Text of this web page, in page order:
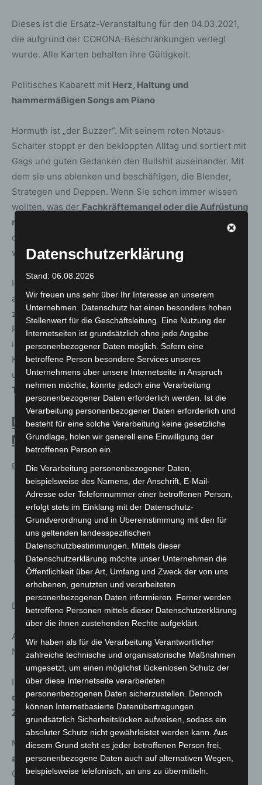
Dieses ist die Ersatz-Veranstaltung für den 04.03.2021,
die aufgrund der CORONA-Beschränkungen verlegt
wurde. Alle Karten behalten ihre Gültigkeit.
Politisches Kabarett mit Herz, Haltung und
hammermäßigen Songs am Piano
Hormuth ist „der Buzzer“. Mit seinem roten Notaus-
Schalter stoppt er den bekloppten Alltag und sortiert mit
Gags und guten Gedanken den Bullshit auseinander. Mit
dem sie uns ablenken und beschäftigen, die Blender,
Strategen und Deppen. Wenn Sie schon immer wissen
wollten, was der Fachkräftemangel oder die Aufrüstung
mit „Hänsel & Gretel“ und Helene Fischer zu tun haben
dann sind Sie hier genau richtig. Wenn Sie es nicht
wissen wollen, hat derBullshit gewonnen.
Hormuth widmet sich der aktuellen Tagespolitik, aber
auch der Frage, wie alles so weit kommen konnte. Nach
zwei Stunden satirischer Wartungsarbeiten hat das
Publikum so viel gelacht und gedacht, dass es wieder fit
ist für denWahnsinn außerhalb der Bühne. Das ist
Kabarett als High-Energy-Auszeit. Mehr Unterhaltung
und Einsichten können sie füreinen einzigen
Tastendruck nicht bekommen.
Do. 17.3.2022 20:00 Uhr daunstärs
MARCEL KÖSLING „Streng geheim“
Eintritt an der Abendkasse: 18,-
Wie konnte Trump jemals Präsident werden?
Fand die Mondlandung 1969 wirklich statt?
Wo befindet sich das legendäre Bernsteinzimmer?
Und sind Pressetexte oft viel vollmundiger, als es das
Programm erwarten lässt?
Das ist STRENG GEHEIM!
Aber Marcel Kösling versucht Antworten zu finden.
Notfalls mit Google…
In seinem 4. Soloprogramm vereint die
des jungen Kabaretts wieder mühelosKabarett und
Zauberei zu einem mitreißenden Mix.
Marcel Kösling hat die Lizenz zum Bühnenallrounder.
andere nur zaubern, macht er auch noch Kabarett.Und
Comedy. Oder singt ein Lied, das nicht nur schön,
Datenschutzerklärung
Stand: 06.08.2026
Wir freuen uns sehr über Ihr Interesse an unserem
Unternehmen. Datenschutz hat einen besonders hohen
Stellenwert für die Geschäftsleitung. Eine Nutzung der
Internetseiten ist grundsätzlich ohne jede Angabe
personenbezogener Daten möglich. Sofern eine
betroffene Person besondere Services unseres
Unternehmens über unsere Internetseite in Anspruch
nehmen möchte, könnte jedoch eine Verarbeitung
personenbezogener Daten erforderlich werden. Ist die
Verarbeitung personenbezogener Daten erforderlich und
besteht für eine solche Verarbeitung keine gesetzliche
Grundlage, holen wir generell eine Einwilligung der
betroffenen Person ein.
Die Verarbeitung personenbezogener Daten,
beispielsweise des Namens, der Anschrift, E-Mail-
Adresse oder Telefonnummer einer betroffenen Person,
erfolgt stets im Einklang mit der Datenschutz-
Grundverordnung und in Übereinstimmung mit den für
uns geltenden landesspezifischen
Datenschutzbestimmungen. Mittels dieser
Datenschutzerklärung möchte unser Unternehmen die
Öffentlichkeit über Art, Umfang und Zweck der von uns
erhobenen, genutzten und verarbeiteten
personenbezogenen Daten informieren. Ferner werden
betroffene Personen mittels dieser Datenschutzerklärung
über die ihnen zustehenden Rechte aufgeklärt.
Wir haben als für die Verarbeitung Verantwortlicher
zahlreiche technische und organisatorische Maßnahmen
umgesetzt, um einen möglichst lückenlosen Schutz der
über diese Internetseite verarbeiteten
personenbezogenen Daten sicherzustellen. Dennoch
können Internetbasierte Datenübertragungen
grundsätzlich Sicherheitslücken aufweisen, sodass ein
absoluter Schutz nicht gewährleistet werden kann. Aus
diesem Grund steht es jeder betroffenen Person frei,
personenbezogene Daten auch auf alternativen Wegen,
beispielsweise telefonisch, an uns zu übermitteln.